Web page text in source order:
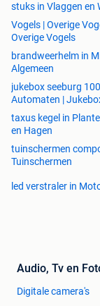
stuks in Vlaggen en
Vogels | Overige
Overige Vogels
brandweerhelm in
Algemeen
jukebox seeburg
Automaten |
taxus kegel in
en Hagen
tuinschermen
Tuinschermen
led verstraler in
Audio, Tv en
Digitale camera's